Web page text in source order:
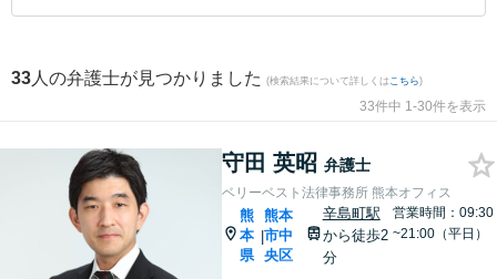
33 人の弁護士が見つかりました (検索結果について詳しくは こちら)
33件中 1-30件を表示
守田 英昭 弁護士
ベリーベスト法律事務所 熊本オフィス
熊
本
県
|
熊本
市中
央区
辛島町駅
から徒歩2
分
営業時間：09:30
~21:00（平日）